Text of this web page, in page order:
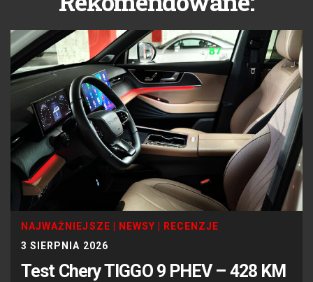
NAJWAŻNIEJSZE NEWSY
RECENZJE
3 SIERPNIA 2026
Test Chery TIGGO 9 PHEV – 428 KM